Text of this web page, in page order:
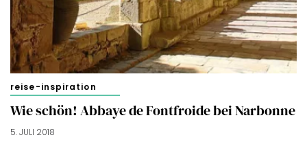
reise-inspiration
Wie schön! Abbaye de Fontfroide bei Narbonne
5. JULI 2018